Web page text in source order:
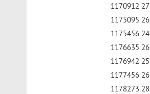
1170912 27
1175095 26
1175456 24
1176635 26
1176942 25
1177456 26
1178273 28